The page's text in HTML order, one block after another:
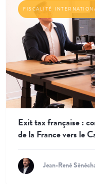
FISCALITÉ
Exit tax française :
de la France vers le
Jean-René